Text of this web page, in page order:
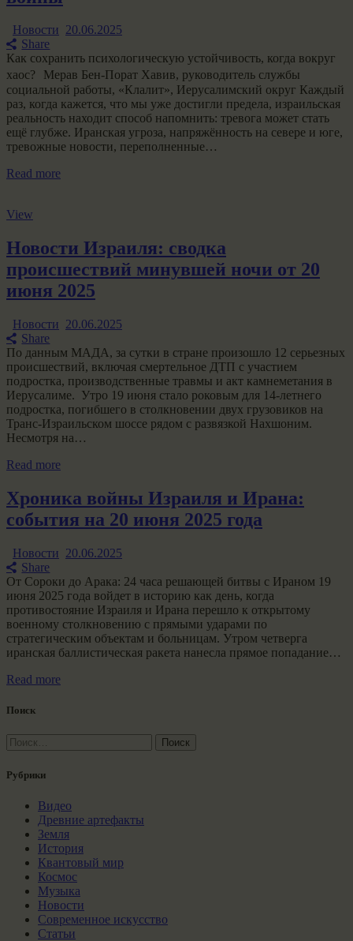
Новости 20.06.2025
Share
Как сохранить психологическую устойчивость, когда вокруг
хаос? Мерав Бен-Порат Хавив, руководитель службы
социальной работы, «Клалит», Иерусалимский округ Каждый
раз, когда кажется, что мы уже достигли предела, израильская
реальность находит способ напомнить: тревога может стать
ещё глубже. Иранская угроза, напряжённость на севере и юге,
тревожные новости, переполненные…
Read more
View
Новости Израиля: сводка
происшествий минувшей ночи от 20
июня 2025
Новости 20.06.2025
Share
По данным МАДА, за сутки в стране произошло 12 серьезных
происшествий, включая смертельное ДТП с участием
подростка, производственные травмы и акт камнеметания в
Иерусалиме. Утро 19 июня стало роковым для 14-летнего
подростка, погибшего в столкновении двух грузовиков на
Транс-Израильском шоссе рядом с развязкой Нахшоним.
Несмотря на…
Read more
Хроника войны Израиля и Ирана:
события на 20 июня 2025 года
Новости 20.06.2025
Share
От Сороки до Арака: 24 часа решающей битвы с Ираном 19
июня 2025 года войдет в историю как день, когда
противостояние Израиля и Ирана перешло к открытому
военному столкновению с прямыми ударами по
стратегическим объектам и больницам. Утром четверга
иранская баллистическая ракета нанесла прямое попадание…
Read more
Поиск
Найти:
Рубрики
Видео
Древние артефакты
Земля
История
Квантовый мир
Космос
Музыка
Новости
Современное искусство
Статьи